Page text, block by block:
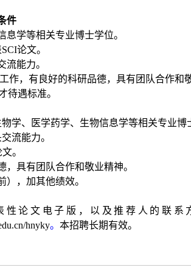
件
息学等相关专业博士学位。
论文。
流能力。
作，有良好的科研品德，具有团队合作和
待遇标准。
学、医学药学、生物信息学等相关专业博
流能力。
。
具有团队合作和敬业精神。
），加其他绩效。
性论文电子版，以及推荐人的联系
hnyky。本招聘长期有效。